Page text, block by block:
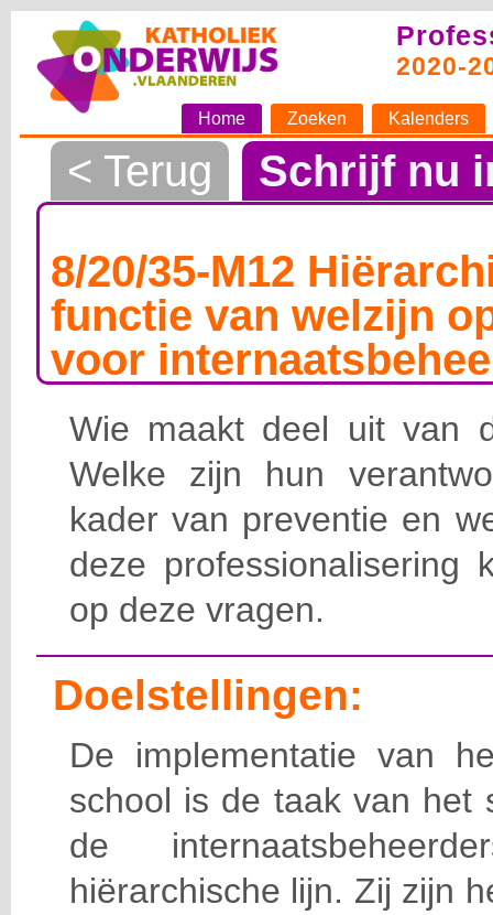
2020-
Home Zoeken Kalenders
< Terug Schrijf nu
8/20/35-M12
functie van welzijn
voor
Wie maakt deel uit van
Welke zijn hun
kader van preventie en
deze professionalisering
op deze vragen.
Doelstellingen:
De implementatie van
school is de taak van het
de
hiërarchische lijn. Zij zijn